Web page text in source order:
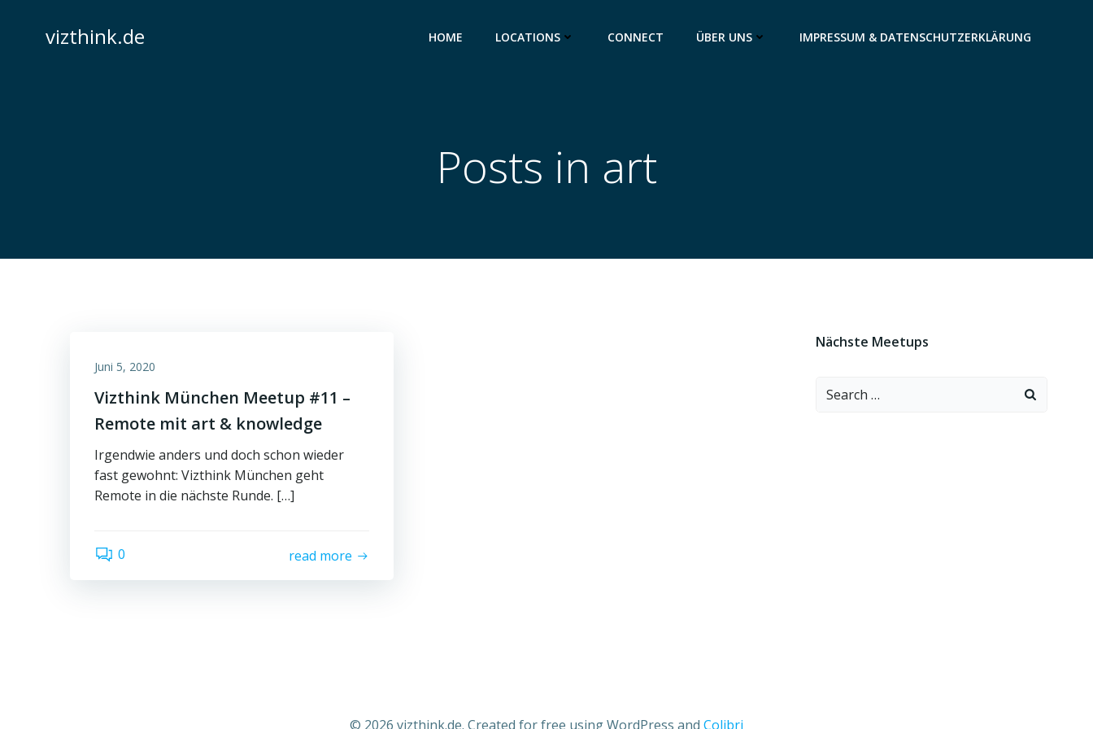
springenvizthink.de HOME LOCATIONS CONNECT ÜBER UNS IMPRESSUM & DATENSCHUTZERKLÄRUNG
Posts in art
Juni 5, 2020
Vizthink München Meetup #11 –
Remote mit art & knowledge
Irgendwie anders und doch schon wieder
fast gewohnt: Vizthink München geht
Remote in die nächste Runde. […]
0 read more
Nächste Meetups
Search
© 2026 vizthink.de. Created for free using WordPress and Colibri